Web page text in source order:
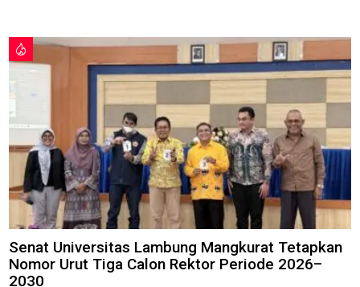
Senat Universitas Lambung Mangkurat Tetapkan
Nomor Urut Tiga Calon Rektor Periode 2026–
2030